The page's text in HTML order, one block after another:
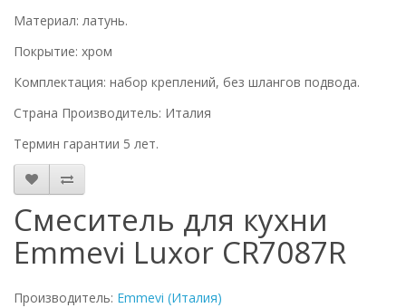
Материал: латунь.
Покрытие: хром
Комплектация: набор креплений, без шлангов подвода.
Страна Производитель: Италия
Термин гарантии 5 лет.
Смеситель для кухни
Emmevi Luxor CR7087R
Производитель: Emmevi (Италия)